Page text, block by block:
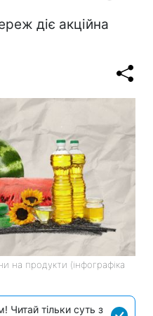
діє акційна
на продукти (інфографіка
Читай тільки суть з